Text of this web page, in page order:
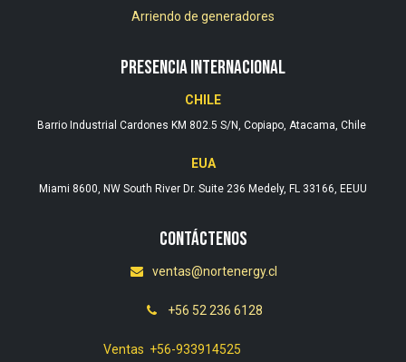
Arriendo de generadores
PRESENCIA INTERNACIONAL
CHILE
Barrio Industrial Cardones KM 802.5 S/N, Copiapo, Atacama, Chile
EUA
Miami 8600, NW South River Dr. Suite 236 Medely, FL 33166, EEUU
Contáctenos
ventas@nortenergy.cl
+56 52 236 6128
Ventas +56-933914525